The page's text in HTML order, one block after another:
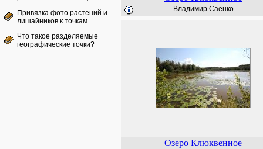
Привязка фото растений и
лишайников к точкам
Что такое разделяемые
географические точки?
Владимир Саенко
Озеро Клюквенное